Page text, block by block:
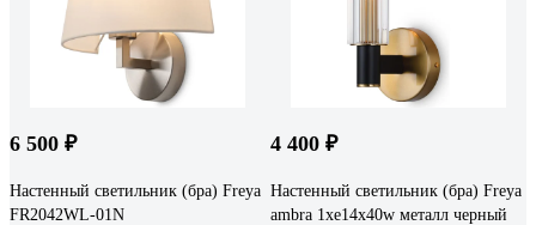
6 500 ₽
Настенный светильник (бра) Freya
FR2042WL-01N
4 400 ₽
Настенный светильник (бра) Freya
ambra 1хe14x40w металл черный